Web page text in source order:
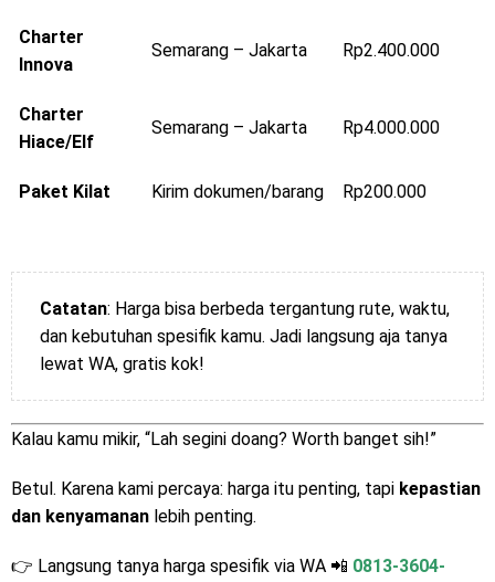
Charter
Innova
Semarang – Jakarta Rp2.400.000
Charter
Hiace/Elf
Semarang – Jakarta Rp4.000.000
Paket Kilat Kirim dokumen/barang Rp200.000
Catatan: Harga bisa berbeda tergantung rute, waktu,
dan kebutuhan spesifik kamu. Jadi langsung aja tanya
lewat WA, gratis kok!
Kalau kamu mikir, “Lah segini doang? Worth banget sih!”
Betul. Karena kami percaya: harga itu penting, tapi kepastian
dan kenyamanan lebih penting.
👉 Langsung tanya harga spesifik via WA 📲 0813-3604-